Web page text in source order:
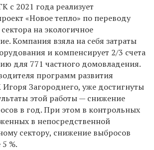
с 2021 года реализует
«Новое тепло» по переводу
на экологичное
Компания взяла на себя затраты
и компенсирует 2/3 счета
для 771 частного домовладения.
программ развития
Загороднего, уже достигнуты
этой работы — снижение
в год. При этом в контрольных
в непосредственной
сектору, снижение выбросов
%.